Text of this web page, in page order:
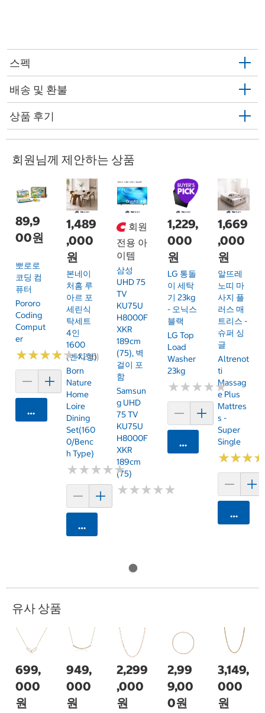
스펙
배송 및 환불
상품 후기
회원님께 제안하는 상품
89,9
00원
뽀로로
코딩 컴
퓨터
Pororo
Coding
Comput
Er
★★★★★
★★★★★4.2 (6)
카트에 담기
1,489
,000
원
본네이
처홈 루
아르 포
세린식
탁세트
4인
1600
(벤치형)
Born
Nature
Home
Loire
Dining
Set(160
0/Benc
H Type)
★★★★★
★★★★★
카트에 담기
회원
전용 아
이템
삼성
UHD 75
TV
KU75U
H8000F
XKR
189cm
(75), 벽
걸이 포
함
Samsun
G UHD
75 TV
KU75U
H8000F
XKR
189cm
(75)
★★★★★
★★★★★
1,229,
000
원
LG 통돌
이 세탁
기 23kg
- 오닉스
블랙
LG Top
Load
Washer
23kg
★★★★★
★★★★★
카트에 담기
1,669
,000
원
알뜨레
노띠 마
사지 플
러스 매
트리스 -
슈퍼 싱
글
Altrenot
Ti
Massag
E Plus
Mattres
S -
Super
Single
★★★
★★★
카트에
유사 상품
699,
000
원
949,
000
원
2,299
,000
원
2,99
9,00
0원
3,149,
000
원